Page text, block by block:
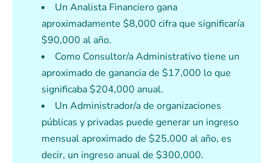
Un Analista Financiero gana
aproximadamente $8,000 cifra que significaría
$90,000 al año.
Como Consultor/a Administrativo tiene un
aproximado de ganancia de $17,000 lo que
significaba $204,000 anual.
Un Administrador/a de organizaciones
públicas y privadas puede generar un ingreso
mensual aproximado de $25,000 al año, es
decir, un ingreso anual de $300,000.